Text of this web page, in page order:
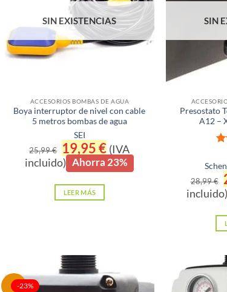
SIN EXISTENCIAS
ACCESORIOS BOMBAS DE AGUA
Boya interruptor de nivel con cable
5 metros bombas de agua
SEI
25,99€ El
precio
original
era:
25,99 €.
19,95€El
precio
actual
es:
(IVA
incluido) Ahorra 23%
LEER MÁS
SIN
Presostato
A12 –
28,99€
incluido)
-23%